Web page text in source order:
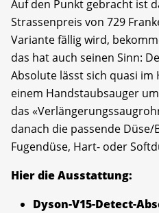
Auf den Punkt gebracht ist
Strassenpreis von 729
Variante fällig wird,
das hat auch seinen Sinn:
Absolute lässt sich quasi
einem Handstaubsauger
das
danach die passende Düse/
Fugendüse, Hart- oder
Hier die Ausstattung:
Dyson-V15-Detect-